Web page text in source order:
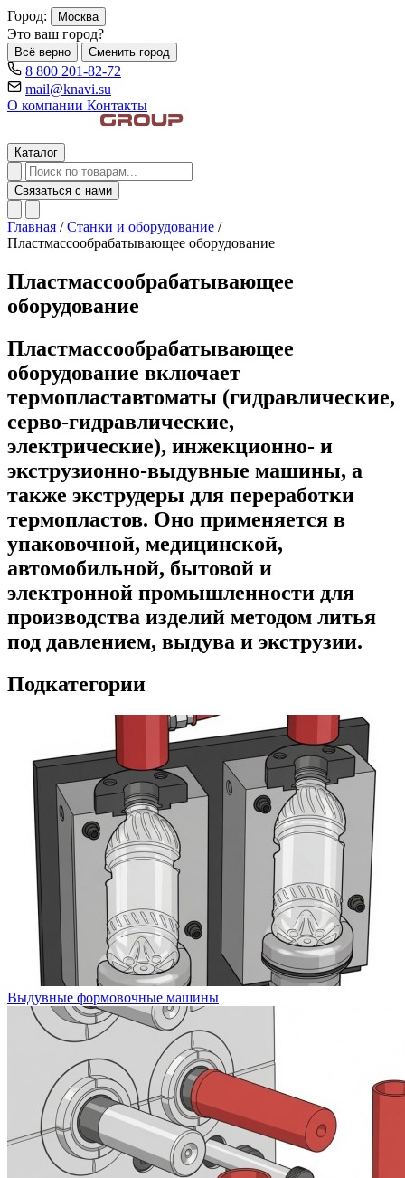
Город: Москва
Это ваш город?
Всё верно Сменить город
8 800 201-82-72
mail@knavi.su
О компании Контакты
Каталог
Связаться с нами
Главная / Станки и оборудование /
Пластмассообрабатывающее оборудование
Пластмассообрабатывающее
оборудование
Пластмассообрабатывающее
оборудование включает
термопластавтоматы (гидравлические,
серво-гидравлические,
электрические), инжекционно- и
экструзионно-выдувные машины, а
также экструдеры для переработки
термопластов. Оно применяется в
упаковочной, медицинской,
автомобильной, бытовой и
электронной промышленности для
производства изделий методом литья
под давлением, выдува и экструзии.
Подкатегории
Выдувные формовочные машины